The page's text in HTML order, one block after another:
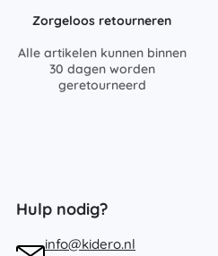
Zorgeloos retourneren
Alle artikelen kunnen binnen
30 dagen worden
geretourneerd
Hulp nodig?
info@kidero.nl